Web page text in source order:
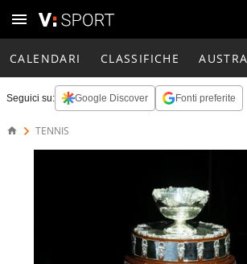
CALENDARI CLASSIFICHE
Seguici su: Google Discover Fonti preferite
TENNIS